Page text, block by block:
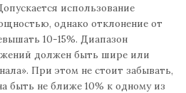
использование
однако отклонение от
10-15%. Диапазон
должен быть шире или
При этом не стоит забывать,
быть не ближе 10% к одному из